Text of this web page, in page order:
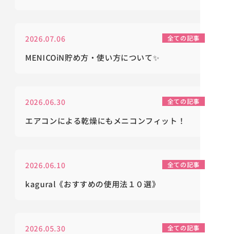
2026.07.06 全ての記事
MENICOiN貯め方・使い方について✨
2026.06.30 全ての記事
エアコンによる乾燥にもメニコンフィット！
2026.06.10 全ての記事
kagural《おすすめの使用法１０選》
2026.05.30 全ての記事